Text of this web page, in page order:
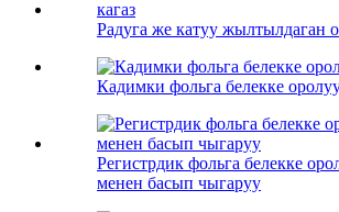
Радуга же катуу жылтылдаган
Кадимки фольга белекке
Регистрдик фольга белекке
менен басып чыгаруу